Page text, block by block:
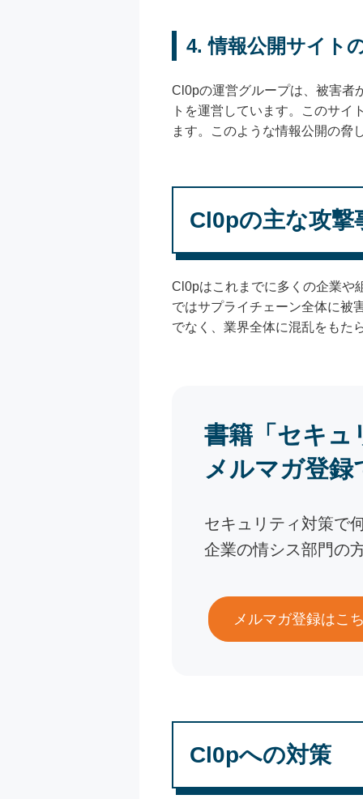
4.情報公開サイト
Cl0pの運営グループは、被害者
トを運営しています。このサ
ます。このような情報公開の脅
Cl0pの主な攻撃
Cl0pはこれまでに多くの企業や
ではサプライチェーン全体に被
でなく、業界全体に混乱をもた
書籍「セキュ
メルマガ登
セキュリティ対策で
企業の情シス部門の
メルマガ登録はこ
Cl0pへの対策